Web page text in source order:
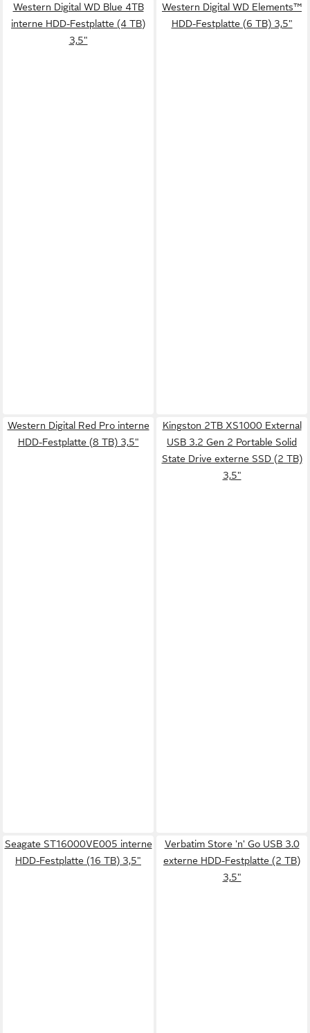
Western Digital WD Blue 4TB
interne HDD-Festplatte (4 TB)
3,5"
Western Digital WD Elements™
HDD-Festplatte (6 TB) 3,5"
Western Digital Red Pro interne
HDD-Festplatte (8 TB) 3,5"
Kingston 2TB XS1000 External
USB 3.2 Gen 2 Portable Solid
State Drive externe SSD (2 TB)
3,5"
Seagate ST16000VE005 interne
HDD-Festplatte (16 TB) 3,5"
Verbatim Store 'n' Go USB 3.0
externe HDD-Festplatte (2 TB)
3,5"